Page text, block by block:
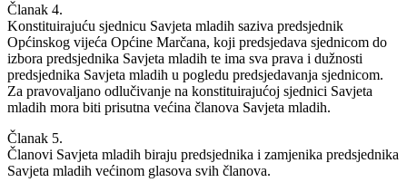
Članak 4.
Konstituirajuću sjednicu Savjeta mladih saziva predsjednik
Općinskog vijeća Općine Marčana, koji predsjedava sjednicom do
izbora predsjednika Savjeta mladih te ima sva prava i dužnosti
predsjednika Savjeta mladih u pogledu predsjedavanja sjednicom.
Za pravovaljano odlučivanje na konstituirajućoj sjednici Savjeta
mladih mora biti prisutna većina članova Savjeta mladih.
Članak 5.
Članovi Savjeta mladih biraju predsjednika i zamjenika predsjednika
Savjeta mladih većinom glasova svih članova.